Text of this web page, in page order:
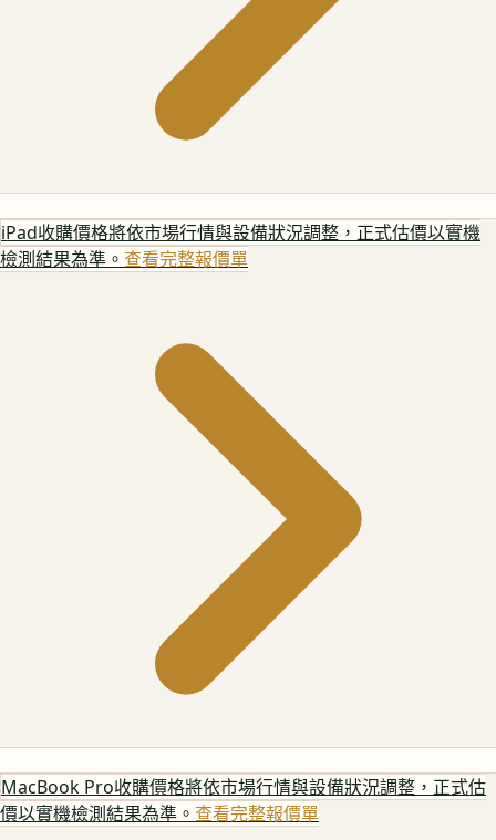
iPad收購價格將依市場行情與設備狀況調整，正式估價以實機
檢測結果為準。 查看完整報價單
MacBook Pro收購價格將依市場行情與設備狀況調整，正式估
價以實機檢測結果為準。 查看完整報價單